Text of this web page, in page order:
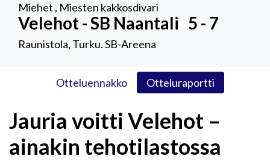
Miehet , Miesten kakkosdivari
Velehot - SB Naantali 5 - 7
Raunistola, Turku. SB-Areena
Otteluennakko Otteluraportti
Jauria voitti Velehot –
ainakin tehotilastossa